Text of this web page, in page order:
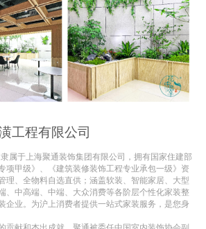
工程有限公司
属于上海聚通装饰集团有限公司，拥有国家住建部
项甲级》、《建筑装修装饰工程专业承包一级》资
理、全物料自选直供；涵盖软装、智能家居、大型
、中高端、中端、大众消费等各阶层个性化家装整
企业。为沪上消费者提供一站式家装服务，是您身